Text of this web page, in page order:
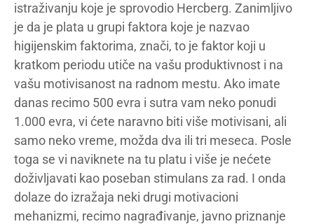
istraživanju koje je sprovodio Hercberg. Zanimljivo
je da je plata u grupi faktora koje je nazvao
higijenskim faktorima, znači, to je faktor koji u
kratkom periodu utiče na vašu produktivnost i na
vašu motivisanost na radnom mestu. Ako imate
danas recimo 500 evra i sutra vam neko ponudi
1.000 evra, vi ćete naravno biti više motivisani, ali
samo neko vreme, možda dva ili tri meseca. Posle
toga se vi naviknete na tu platu i više je nećete
doživljavati kao poseban stimulans za rad. I onda
dolaze do izražaja neki drugi motivacioni
mehanizmi, recimo nagrađivanje, javno priznanje